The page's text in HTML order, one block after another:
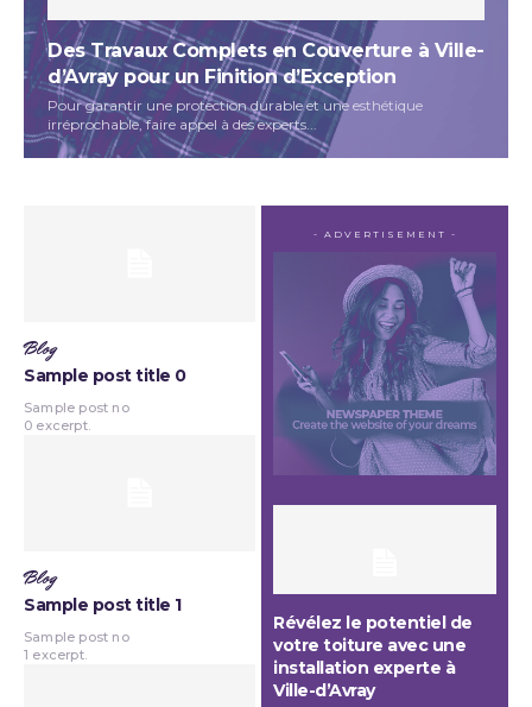
Des Travaux Complets en Couverture à Ville-
d’Avray pour un Finition d’Exception
Pour garantir une protection durable et une esthétique
irréprochable, faire appel à des experts...
Blog
Sample post title 0
Sample post no
0 excerpt.
Blog
Sample post title 1
Sample post no
1 excerpt.
- ADVERTISEMENT -
Révélez le potentiel de
votre toiture avec une
installation experte à
Ville-d’Avray